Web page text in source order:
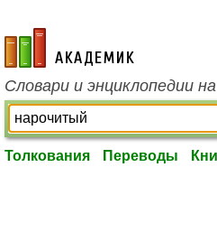
academic.ru
Словари и энциклопедии
Толкования Переводы